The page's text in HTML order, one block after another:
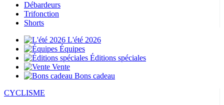
Débardeurs
Trifonction
Shorts
L'été 2026
Équipes
Éditions spéciales
Vente
Bons cadeau
CYCLISME